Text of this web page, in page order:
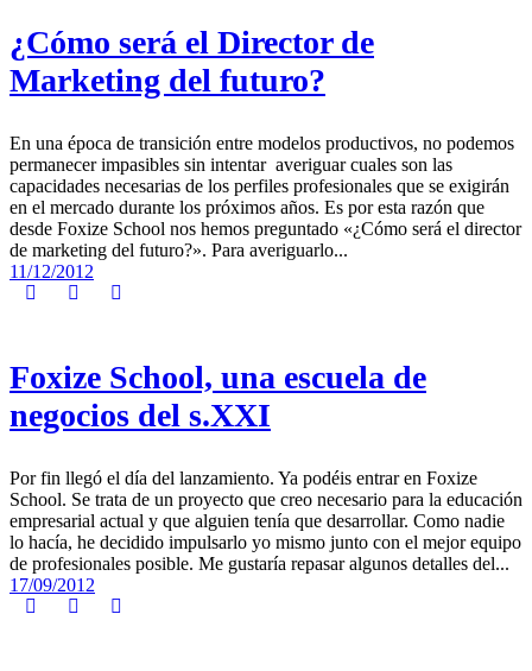
¿Cómo será el Director de
Marketing del futuro?
En una época de transición entre modelos productivos, no podemos
permanecer impasibles sin intentar averiguar cuales son las
capacidades necesarias de los perfiles profesionales que se exigirán
en el mercado durante los próximos años. Es por esta razón que
desde Foxize School nos hemos preguntado «¿Cómo será el director
de marketing del futuro?». Para averiguarlo...
11/12/2012
Foxize School, una escuela de
negocios del s.XXI
Por fin llegó el día del lanzamiento. Ya podéis entrar en Foxize
School. Se trata de un proyecto que creo necesario para la educación
empresarial actual y que alguien tenía que desarrollar. Como nadie
lo hacía, he decidido impulsarlo yo mismo junto con el mejor equipo
de profesionales posible. Me gustaría repasar algunos detalles del...
17/09/2012